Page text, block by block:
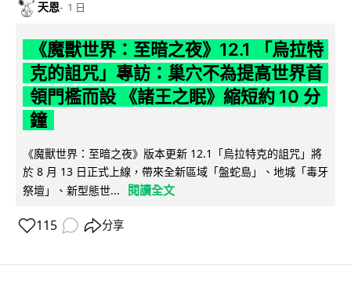
天恩 1 日
《魔獸世界：至暗之夜》12.1 「烏拉特
克的詛咒」專訪：巢穴不為提高世界首
領門檻而設 《諸王之眠》縮短約 10 分
鐘
《魔獸世界：至暗之夜》版本更新 12.1「烏拉特克的詛咒」將
於 8 月 13 日正式上線，帶來全新區域「盤蛇島」、地城「毒牙
祭壇」、新型態世...
閱讀全文
115 分享